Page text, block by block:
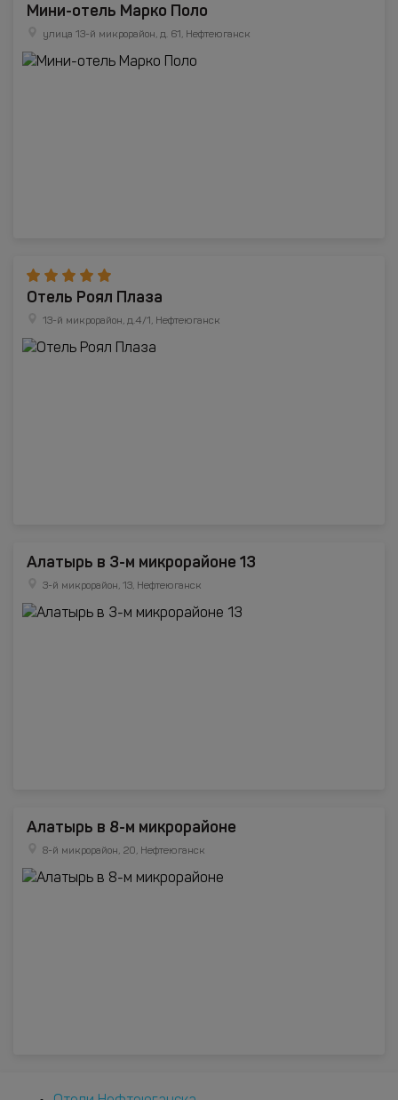
Мини-отель Марко Поло
улица 13-й микрорайон, д. 61, Нефтеюганск
Отель Роял Плаза
13-й микрорайон, д.4/1, Нефтеюганск
Алатырь в 3-м микрорайоне 13
3-й микрорайон, 13, Нефтеюганск
Алатырь в 8-м микрорайоне
8-й микрорайон, 20, Нефтеюганск